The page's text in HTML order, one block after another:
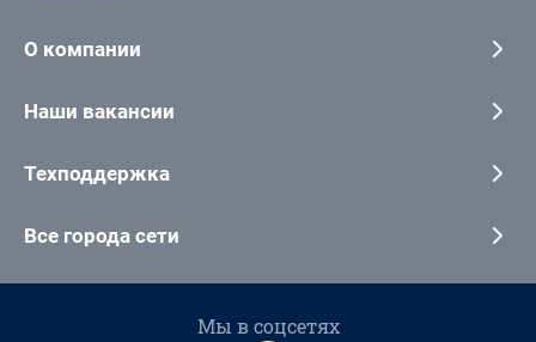
О компании
Наши вакансии
Техподдержка
Все города сети
Мы в соцсетях